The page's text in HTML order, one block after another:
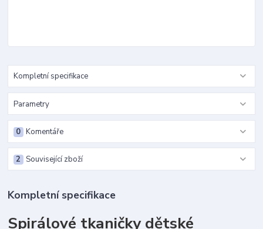
Kompletní specifikace
Parametry
Komentáře
0
Související zboží
2
Kompletní specifikace
Spirálové tkaničky dětské